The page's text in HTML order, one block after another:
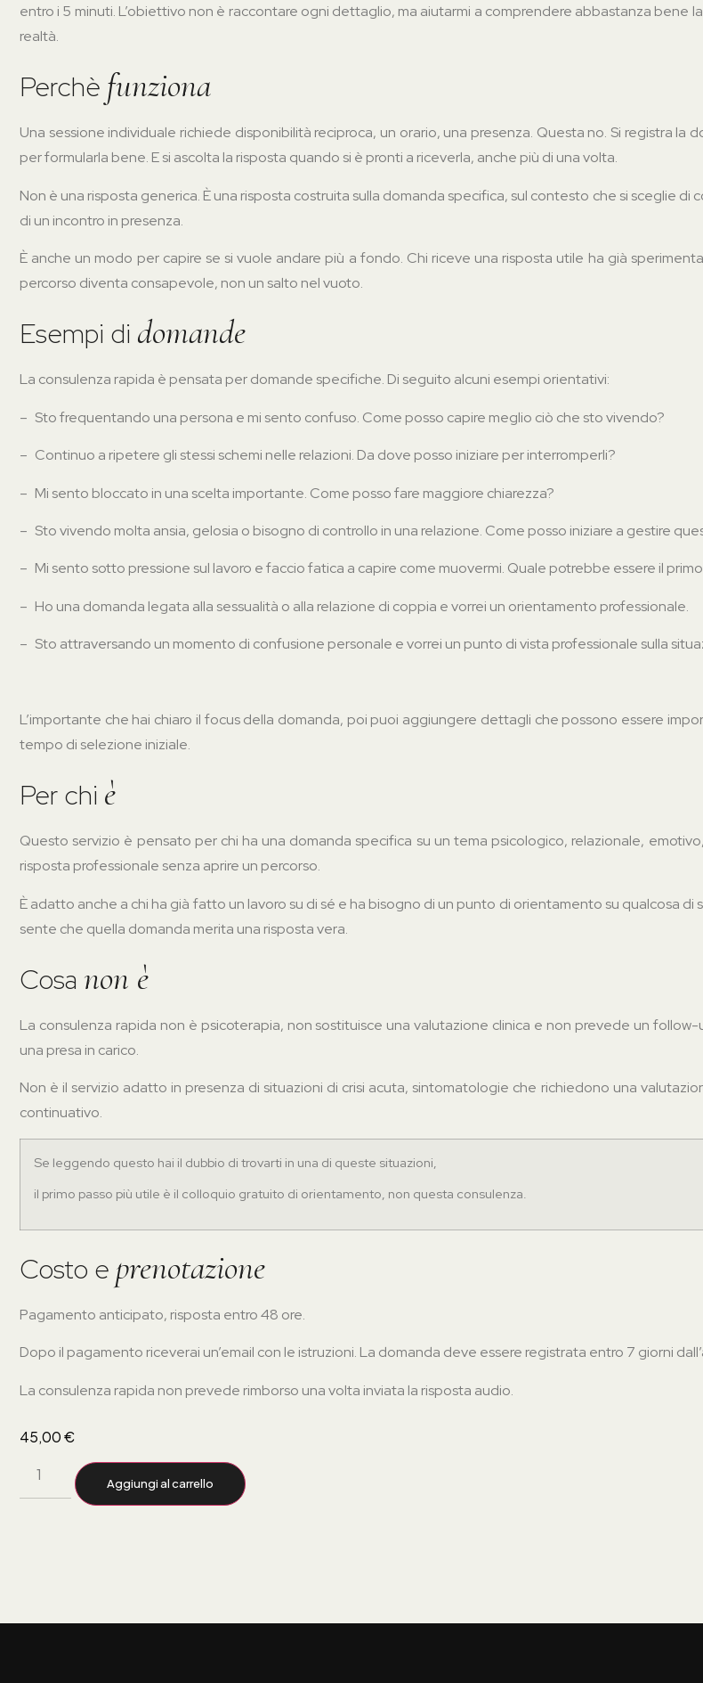
entro i 5 minuti. L’obiettivo non è raccontare ogni dettaglio, ma aiutarmi a comprendere abbastanza bene
realtà.
Perchè funziona
Una sessione individuale richiede disponibilità reciproca, un orario, una presenza. Questa no. Si registra
per formularla bene. E si ascolta la risposta quando si è pronti a riceverla, anche più di una volta.
Non è una risposta generica. È una risposta costruita sulla domanda specifica, sul contesto che si sceglie
di un incontro in presenza.
È anche un modo per capire se si vuole andare più a fondo. Chi riceve una risposta utile ha già
percorso diventa consapevole, non un salto nel vuoto.
Esempi di domande
La consulenza rapida è pensata per domande specifiche. Di seguito alcuni esempi orientativi:
– Sto frequentando una persona e mi sento confuso. Come posso capire meglio ciò che sto vivendo?
– Continuo a ripetere gli stessi schemi nelle relazioni. Da dove posso iniziare per interromperli?
– Mi sento bloccato in una scelta importante. Come posso fare maggiore chiarezza?
– Sto vivendo molta ansia, gelosia o bisogno di controllo in una relazione. Come posso iniziare a gestire
– Mi sento sotto pressione sul lavoro e faccio fatica a capire come muovermi. Quale potrebbe essere il
– Ho una domanda legata alla sessualità o alla relazione di coppia e vorrei un orientamento professionale.
– Sto attraversando un momento di confusione personale e vorrei un punto di vista professionale sulla
L’importante che hai chiaro il focus della domanda, poi puoi aggiungere dettagli che possono essere
tempo di selezione iniziale.
Per chi è
Questo servizio è pensato per chi ha una domanda specifica su un tema psicologico, relazionale,
risposta professionale senza aprire un percorso.
È adatto anche a chi ha già fatto un lavoro su di sé e ha bisogno di un punto di orientamento su qualcosa
sente che quella domanda merita una risposta vera.
Cosa non è
La consulenza rapida non è psicoterapia, non sostituisce una valutazione clinica e non prevede un
una presa in carico.
Non è il servizio adatto in presenza di situazioni di crisi acuta, sintomatologie che richiedono una
continuativo.
Se leggendo questo hai il dubbio di trovarti in una di queste situazioni,
il primo passo più utile è il colloquio gratuito di orientamento, non questa consulenza.
Costo e prenotazione
Pagamento anticipato, risposta entro 48 ore.
Dopo il pagamento riceverai un’email con le istruzioni. La domanda deve essere registrata entro 7 giorni
La consulenza rapida non prevede rimborso una volta inviata la risposta audio.
45,00€
Aggiungi al carrello